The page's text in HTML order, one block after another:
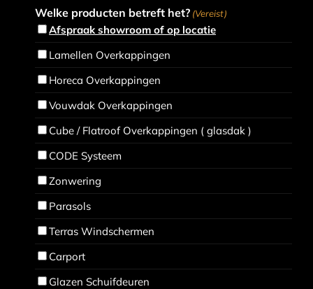
Welke producten betreft het? (Vereist)
Afspraak showroom of op locatie
Lamellen Overkappingen
Horeca Overkappingen
Vouwdak Overkappingen
Cube / Flatroof Overkappingen ( glasdak )
CODE Systeem
Zonwering
Parasols
Terras Windschermen
Carport
Glazen Schuifdeuren